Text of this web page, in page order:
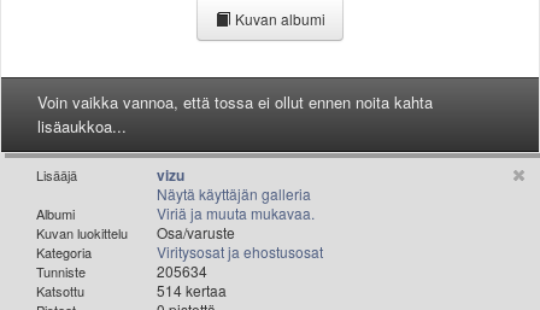
Tampereen sää
Turun sää
Oulun sää
Kuopion sää
Rovaniemen sää
MUUT
VIP-jäsenyys
Paidat ja vaatteet
Kuvan albumi
Voin vaikka vannoa, että tossa ei ollut ennen noita kahta
lisäaukkoa...
Lisääjä vizu
Näytä käyttäjän galleria
Albumi Viriä ja muuta mukavaa.
Kuvan luokittelu Osa/varuste
Kategoria Viritysosat ja ehostusosat
Tunniste 205634
Katsottu 514 kertaa